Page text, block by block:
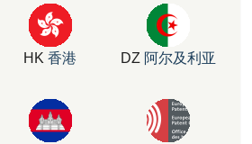
HK 香港 DZ 阿尔及利亚